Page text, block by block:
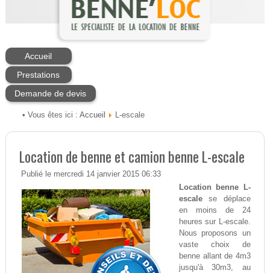
Accueil
Prestations
Demande de devis
• Vous êtes ici : Accueil L-escale
Location de benne et camion benne L-escale
Publié le mercredi 14 janvier 2015 06:33
Location benne L-
escalese déplace
en moins de 24
heures sur L-escale.
Nous proposons un
vaste choix de
benne allant de 4m3
jusqu'à 30m3, au